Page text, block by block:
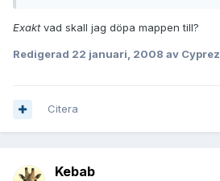
Exaktvad skall jag döpa mappen till?
Redigerad 22 januari, 2008 av Cyprez
Citera
Kebab